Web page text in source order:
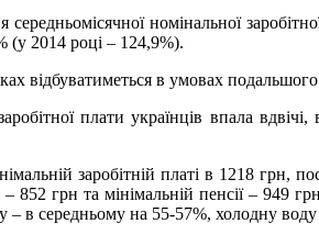
номінальної
(у 2014 році – 124,9%).
відбуватиметься в умовах
плати українців впала
заробітній платі в 1218 грн,
852 грн та мінімальній пенсії –
– в середньому на 55-57%, холодну